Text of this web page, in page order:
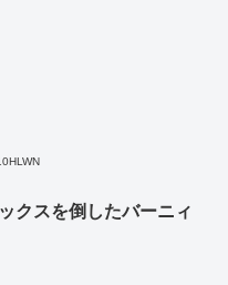
クスを倒したバーニィ